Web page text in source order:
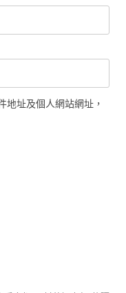
地址及個人網站網址，